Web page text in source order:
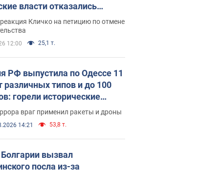
власти отказались
строительство
"московского
Кличко на петицию по отмене
12:00 25,1 т.
РФ выпустила по Одессе 11
различных типов и до 100
горели исторические
есть пострадавшие. Фото
враг применил ракеты и дроны
14:21 53,8 т.
вызвал
посла из-за